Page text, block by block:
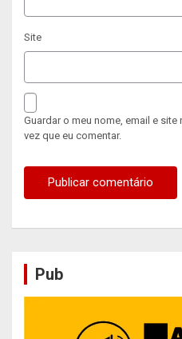
Site
Guardar o meu nome, email e
vez que eu comentar.
Pub